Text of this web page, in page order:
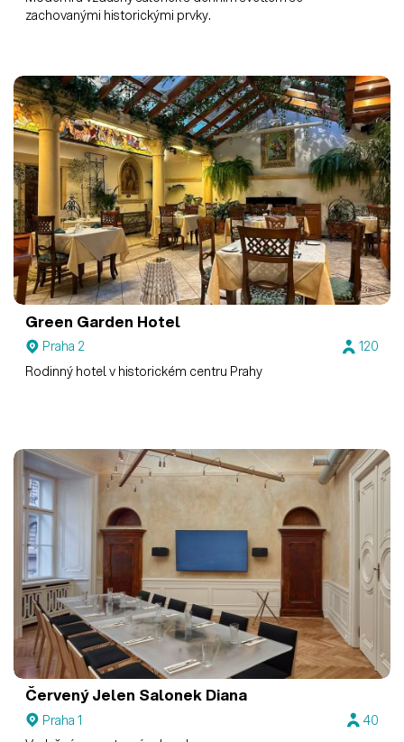
zachovanými historickými prvky.
Green Garden Hotel
Praha 2
120
Rodinný hotel v historickém centru Prahy
Červený Jelen Salonek Diana
Praha 1
40